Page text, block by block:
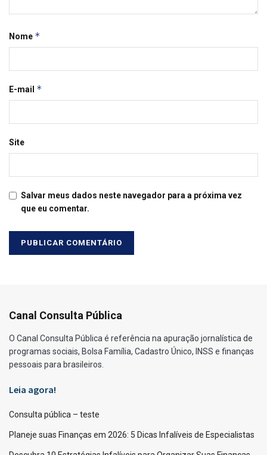
Nome *
E-mail *
Site
Salvar meus dados neste navegador para a próxima vez
que eu comentar.
Canal Consulta Pública
O Canal Consulta Pública é referência na apuração jornalística de
programas sociais, Bolsa Família, Cadastro Único, INSS e finanças
pessoais para brasileiros.
Leia agora!
Consulta pública – teste
Planeje suas Finanças em 2026: 5 Dicas Infalíveis de Especialistas